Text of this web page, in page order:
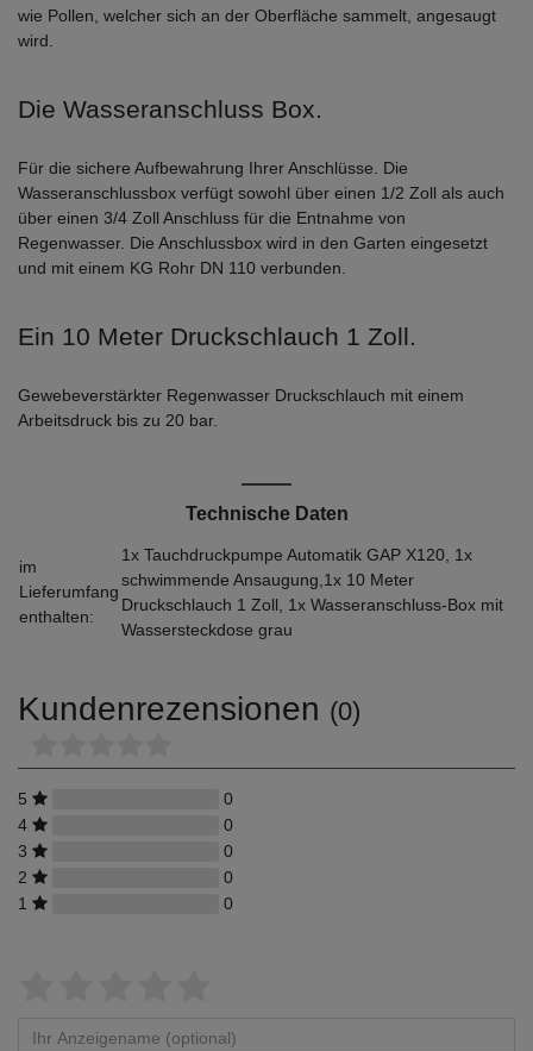
wie Pollen, welcher sich an der Oberfläche sammelt, angesaugt
wird.
Die Wasseranschluss Box.
Für die sichere Aufbewahrung Ihrer Anschlüsse. Die
Wasseranschlussbox verfügt sowohl über einen 1/2 Zoll als auch
über einen 3/4 Zoll Anschluss für die Entnahme von
Regenwasser. Die Anschlussbox wird in den Garten eingesetzt
und mit einem KG Rohr DN 110 verbunden.
Ein 10 Meter Druckschlauch 1 Zoll.
Gewebeverstärkter Regenwasser Druckschlauch mit einem
Arbeitsdruck bis zu 20 bar.
Technische Daten
im
Lieferumfang
enthalten:
1x Tauchdruckpumpe Automatik GAP X120, 1x
schwimmende Ansaugung,1x 10 Meter
Druckschlauch 1 Zoll, 1x Wasseranschluss-Box mit
Wassersteckdose grau
Kundenrezensionen (0)
5
0
4
0
3
0
2
0
1
0